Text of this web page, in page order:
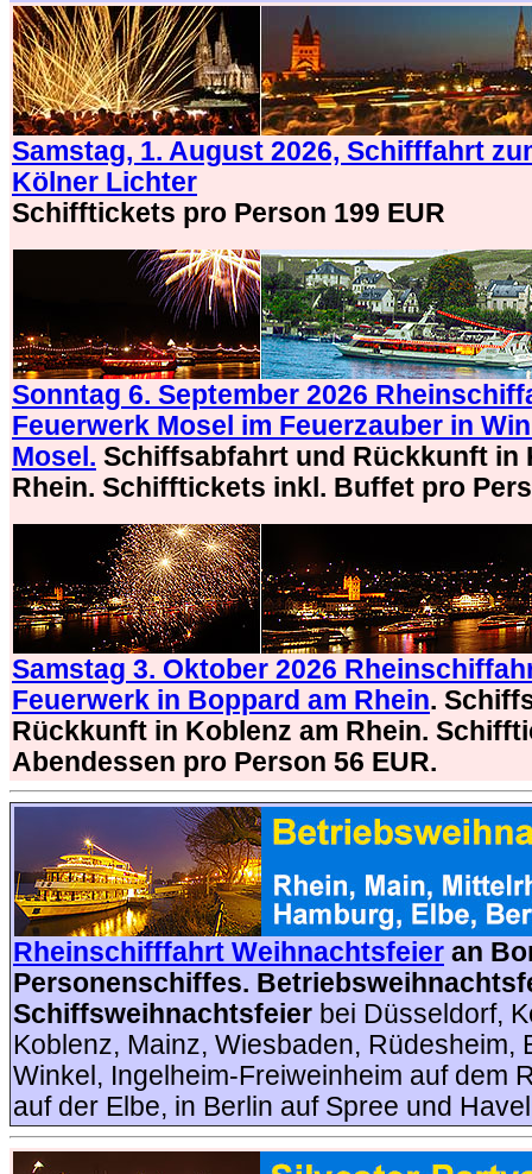
Samstag, 1. August 2026, Schifffahrt
Kölner Lichter
Schifftickets pro Person 199 EUR
Sonntag 6. September 2026
Feuerwerk Mosel im Feuerzauber in
Mosel. Schiffsabfahrt und Rückkunft in
Rhein. Schifftickets inkl. Buffet pro
Samstag 3. Oktober 2026
Feuerwerk in Boppard am Rhein.
Rückkunft in Koblenz am Rhein.
Abendessen pro Person 56 EUR.
Rheinschifffahrt Weihnachtsfeier an
Personenschiffes.
Schiffsweihnachtsfeier bei Düsseldorf,
Koblenz, Mainz, Wiesbaden, Rüdesheim,
Winkel, Ingelheim-Freiweinheim auf dem
auf der Elbe, in Berlin auf Spree und